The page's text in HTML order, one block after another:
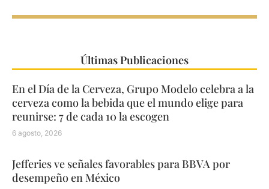
Últimas Publicaciones
En el Día de la Cerveza, Grupo Modelo celebra a la
cerveza como la bebida que el mundo elige para
reunirse: 7 de cada 10 la escogen
6 agosto, 2026
Jefferies ve señales favorables para BBVA por
desempeño en México